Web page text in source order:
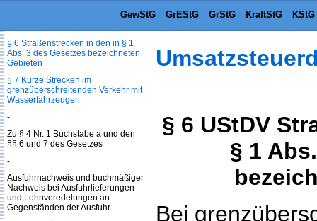
GewStG GrEStG GrStG KraftStG KStG
§ 6 UStDV
§ 1
Bei
§ 6 Straßenstrecken in den in § 1
Abs. 3 des Gesetzes bezeichneten
Gebieten
§ 7 Kurze Strecken im
grenzüberschreitenden Verkehr mit
Wasserfahrzeugen
-
Zu § 4 Nr. 1 Buchstabe a und den
§§ 6 und 7 des Gesetzes
-
Ausfuhrnachweis und buchmäßiger
Nachweis bei Ausfuhrlieferungen
und Lohnveredelungen an
Gegenständen der Ausfuhr